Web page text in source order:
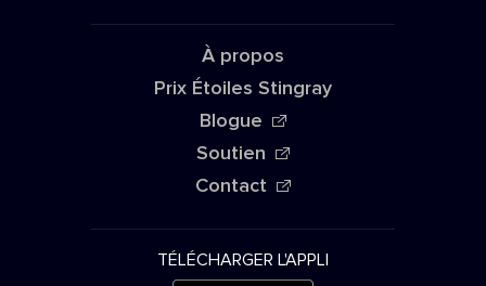
À propos
Prix Étoiles Stingray
Blogue
Soutien
Contact
TÉLÉCHARGER L'APPLI